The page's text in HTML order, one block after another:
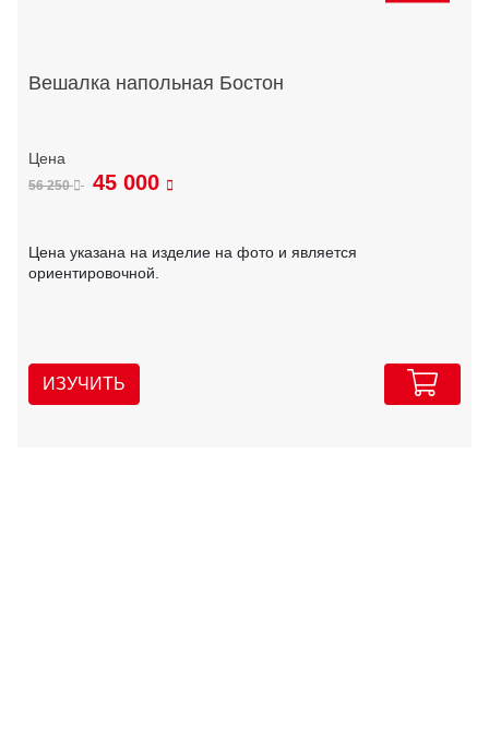
Вешалка напольная Бостон
56 250 45 000
Цена указана на изделие на фото и является
ориентировочной.
ИЗУЧИТЬ